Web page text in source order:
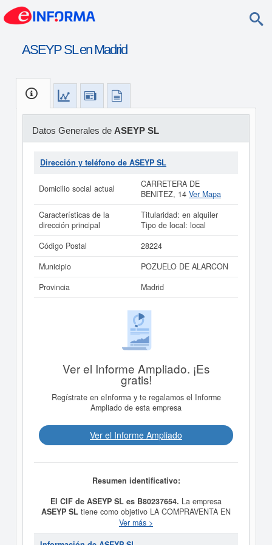
ASEYP SL en Madrid
Datos Generales de ASEYP SL
Dirección y teléfono de ASEYP SL
Domicilio social actual
CARRETERA DE
BENITEZ, 14 Ver Mapa
Características de la
dirección principal
Titularidad: en alquiler
Tipo de local: local
Código Postal
28224
Municipio
POZUELO DE ALARCON
Provincia
Madrid
Ver el Informe Ampliado. ¡Es
gratis!
Regístrate en eInforma y te regalamos el Informe
Ampliado de esta empresa
Ver el Informe Ampliado
Resumen identificativo:
El CIF de ASEYP SL es B80237654. La empresa
ASEYP SL tiene como objetivo LA COMPRAVENTA EN
NOMBRE PROPIO Y DE TERCERAS PERSONAS DE
TODA CLASE DE MERCANCIAS Y GENEROS DE
COMERCIO INCLUYENDO EL TRANSPORTE
Ver más >